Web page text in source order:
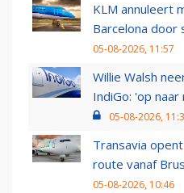
KLM annuleert
Barcelona door
05-08-2026, 11:57
Willie Walsh
IndiGo: 'op
05-08-2026,
Transavia
route vanaf
05-08-2026, 10:46